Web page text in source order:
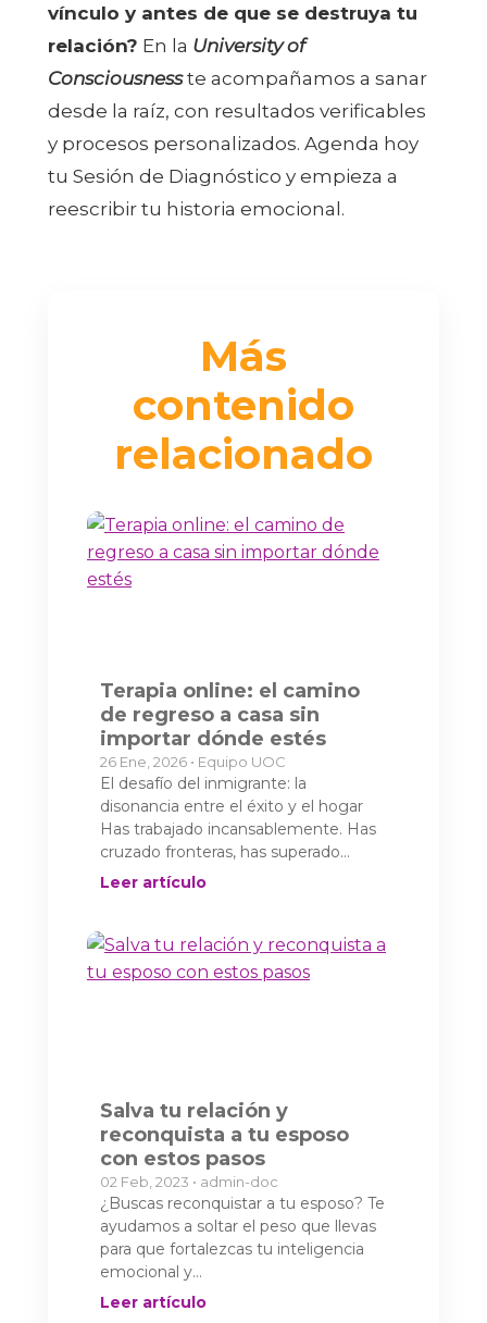
vínculo y antes de que se destruya tu
relación? En la University of
Consciousnesste acompañamos a sanar
desde la raíz, con resultados verificables
y procesos personalizados. Agenda hoy
tu Sesión de Diagnóstico y empieza a
reescribir tu historia emocional.
Más
contenido
relacionado
Terapia online: el camino
de regreso a casa sin
importar dónde estés
26 Ene, 2026 • Equipo UOC
El desafío del inmigrante: la
disonancia entre el éxito y el hogar
Has trabajado incansablemente. Has
cruzado fronteras, has superado…
Leer artículo
Salva tu relación y
reconquista a tu esposo
con estos pasos
02 Feb, 2023 • admin-doc
¿Buscas reconquistar a tu esposo? Te
ayudamos a soltar el peso que llevas
para que fortalezcas tu inteligencia
emocional y…
Leer artículo